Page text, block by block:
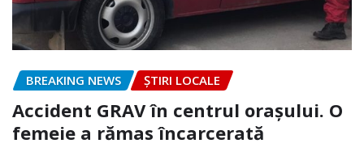
BREAKING NEWS ȘTIRI LOCALE
Accident GRAV în centrul orașului. O
femeie a rămas încarcerată